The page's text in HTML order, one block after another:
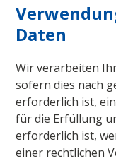
Daten
Wir verarbeiten
sofern dies nach
erforderlich ist,
für die Erfüllung
erforderlich ist,
einer rechtlichen